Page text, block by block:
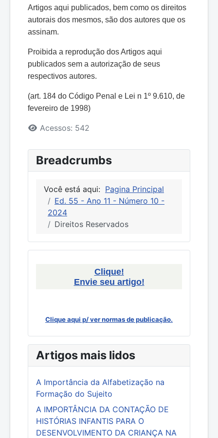
Artigos aqui publicados, bem como os direitos
autorais dos mesmos, são dos autores que os
assinam.
Proibida a reprodução dos Artigos aqui
publicados sem a autorização de seus
respectivos autores.
(art. 184 do Código Penal e Lei n 1º 9.610, de
fevereiro de 1998)
Detalhes
Acessos: 542
Breadcrumbs
Você está aqui: Pagina Principal
Ed. 55 - Ano 11 - Número 10 -
2024
Direitos Reservados
Clique!
Envie seu artigo!
Clique aqui p/ ver normas de publicação.
Artigos mais lidos
A Importância da Alfabetização na
Formação do Sujeito
A IMPORTÂNCIA DA CONTAÇÃO DE
HISTÓRIAS INFANTIS PARA O
DESENVOLVIMENTO DA CRIANÇA NA